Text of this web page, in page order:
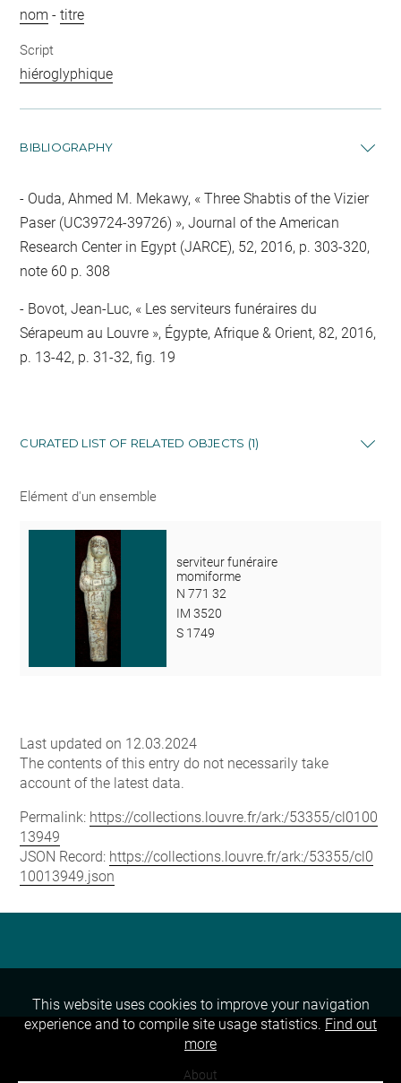
nom -titre
Script
hiéroglyphique
BIBLIOGRAPHY
Ouda, Ahmed M. Mekawy, « Three Shabtis of the Vizier
Paser (UC39724-39726) », Journal of the American
Research Center in Egypt (JARCE), 52, 2016, p. 303-320,
note 60 p. 308
Bovot, Jean-Luc, « Les serviteurs funéraires du
Sérapeum au Louvre », Égypte, Afrique & Orient, 82, 2016,
p. 13-42, p. 31-32, fig. 19
CURATED LIST OF RELATED OBJECTS (1)
Elément d'un ensemble
serviteur funéraire
momiforme
N 771 32
IM 3520
S 1749
Last updated on 12.03.2024
The contents of this entry do not necessarily take
account of the latest data.
Permalink: https://collections.louvre.fr/ark:/53355/cl0100
13949
JSON Record: https://collections.louvre.fr/ark:/53355/cl0
10013949.json
About
This website uses cookies to improve your navigation
experience and to compile site usage statistics. Find out
more